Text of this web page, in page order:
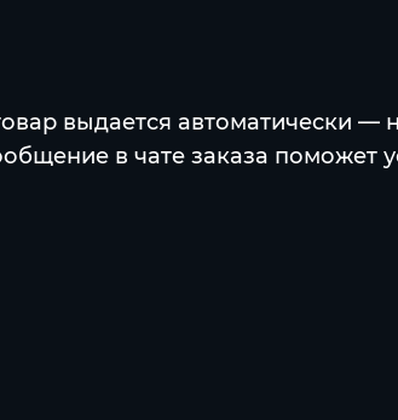
выдается автоматически —
в чате заказа поможет